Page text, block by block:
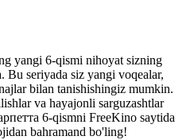
yangi 6-qismi nihoyat sizning
Bu seriyada siz yangi voqealar,
bilan tanishishingiz mumkin.
va hayajonli sarguzashtlar
6-qismni FreeKino saytida
bahramand bo'ling!